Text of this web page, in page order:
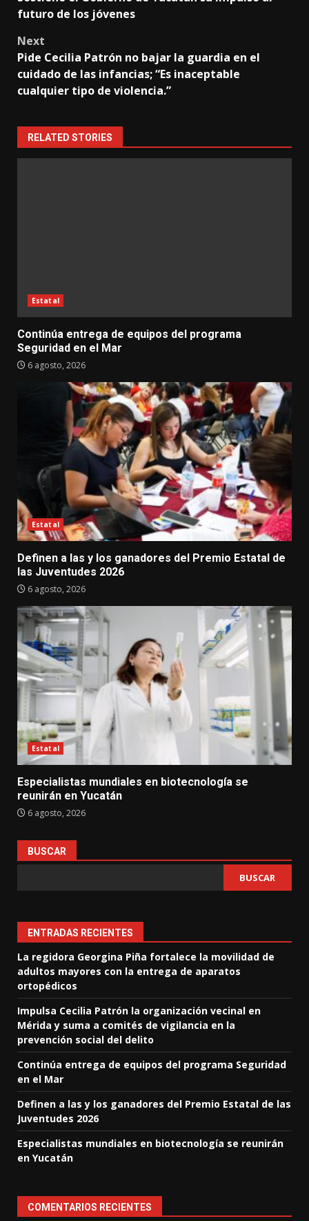
navigation
futuro de los jóvenes
Next
Pide Cecilia Patrón no bajar la guardia en el
cuidado de las infancias; “Es inaceptable
cualquier tipo de violencia.”
RELATED STORIES
Estatal
Continúa entrega de equipos del programa
Seguridad en el Mar
6 agosto, 2026
Estatal
Definen a las y los ganadores del Premio Estatal de
las Juventudes 2026
6 agosto, 2026
Estatal
Especialistas mundiales en biotecnología se
reunirán en Yucatán
6 agosto, 2026
BUSCAR
BUSCAR
ENTRADAS RECIENTES
La regidora Georgina Piña fortalece la movilidad de
adultos mayores con la entrega de aparatos
ortopédicos
Impulsa Cecilia Patrón la organización vecinal en
Mérida y suma a comités de vigilancia en la
prevención social del delito
Continúa entrega de equipos del programa Seguridad
en el Mar
Definen a las y los ganadores del Premio Estatal de las
Juventudes 2026
Especialistas mundiales en biotecnología se reunirán
en Yucatán
COMENTARIOS RECIENTES